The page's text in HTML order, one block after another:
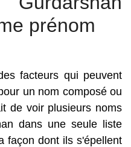
prénom
facteurs qui peuvent
un nom composé ou
de voir plusieurs noms
dans une seule liste
façon dont ils s'épellent